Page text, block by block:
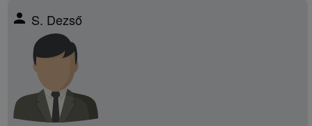
person S. Dezső